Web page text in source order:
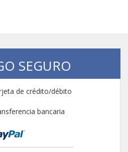
SEGURO
de crédito/débito
bancaria